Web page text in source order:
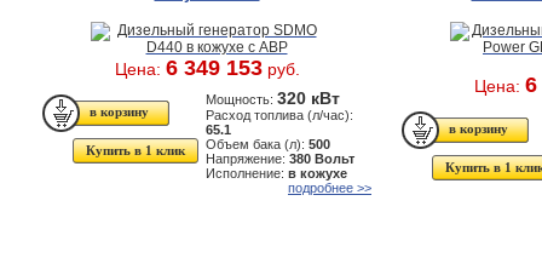
Цена: 6 349 153руб.
Купить в 1 клик
Мощность: 320 кВт
Расход топлива (л/час):
65.1
Объем бака (л): 500
Напряжение: 380 Вольт
Исполнение: в кожухе
подробнее >>
Цена: 6
Купить в 1